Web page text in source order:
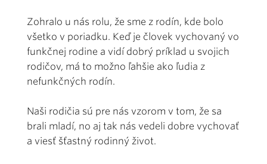
Zohralo u nás rolu, že sme z rodín, kde bolo
všetko v poriadku. Keď je človek vychovaný vo
funkčnej rodine a vidí dobrý príklad u svojich
rodičov, má to možno ľahšie ako ľudia z
nefunkčných rodín.
Naši rodičia sú pre nás vzorom v tom, že sa
brali mladí, no aj tak nás vedeli dobre vychovať
a viesť šťastný rodinný život.